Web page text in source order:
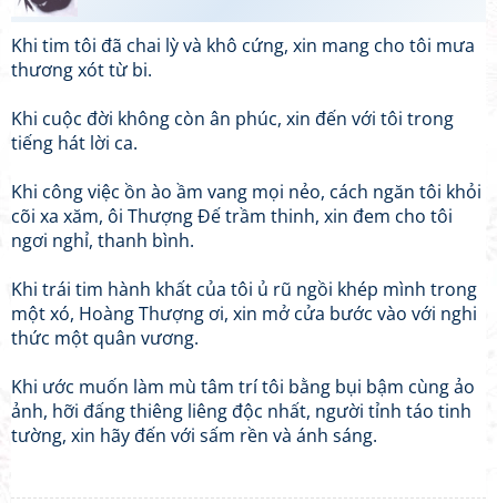
Khi tim tôi đã chai lỳ và khô cứng, xin mang cho tôi mưa
thương xót từ bi.
Khi cuộc đời không còn ân phúc, xin đến với tôi trong
tiếng hát lời ca.
Khi công việc ồn ào ầm vang mọi nẻo, cách ngăn tôi khỏi
cõi xa xăm, ôi Thượng Đế trầm thinh, xin đem cho tôi
ngơi nghỉ, thanh bình.
Khi trái tim hành khất của tôi ủ rũ ngồi khép mình trong
một xó, Hoàng Thượng ơi, xin mở cửa bước vào với nghi
thức một quân vương.
Khi ước muốn làm mù tâm trí tôi bằng bụi bậm cùng ảo
ảnh, hỡi đấng thiêng liêng độc nhất, người tỉnh táo tinh
tường, xin hãy đến với sấm rền và ánh sáng.